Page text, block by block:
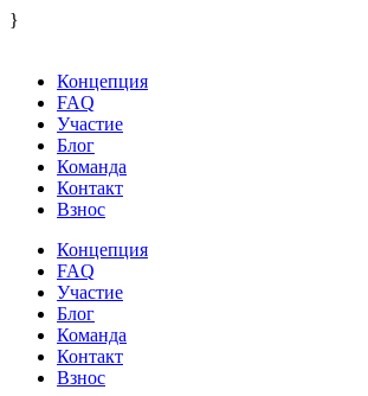
}
Концепция
FAQ
Участие
Блог
Команда
Контакт
Взнос
Концепция
FAQ
Участие
Блог
Команда
Контакт
Взнос